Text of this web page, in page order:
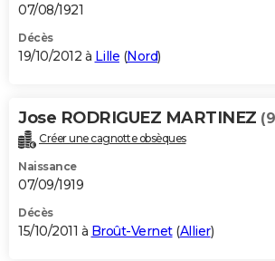
07/08/1921
Décès
19/10/2012 à Lille (Nord)
Jose RODRIGUEZ MARTINEZ
Créer une cagnotte obsèques
Naissance
07/09/1919
Décès
15/10/2011 à Broût-Vernet(Allier)